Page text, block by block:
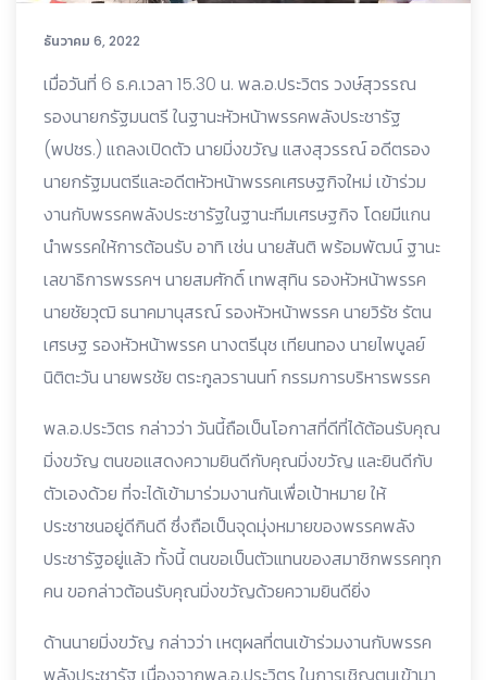
ธันวาคม 6, 2022
เมื่อวันที่ 6 ธ.ค.เวลา 15.30 น. พล.อ.ประวิตร วงษ์สุวรรณ
รองนายกรัฐมนตรี ในฐานะหัวหน้าพรรคพลังประชารัฐ
(พปชร.) แถลงเปิดตัว นายมิ่งขวัญ แสงสุวรรณ์ อดีตรอง
นายกรัฐมนตรีและอดีตหัวหน้าพรรคเศรษฐกิจใหม่ เข้าร่วม
งานกับพรรคพลังประชารัฐในฐานะทีมเศรษฐกิจ โดยมีแกน
นำพรรคให้การต้อนรับ อาทิ เช่น นายสันติ พร้อมพัฒน์ ฐานะ
เลขาธิการพรรคฯ นายสมศักดิ์ เทพสุทิน รองหัวหน้าพรรค
นายชัยวุฒิ ธนาคมานุสรณ์ รองหัวหน้าพรรค นายวิรัช รัตน
เศรษฐ รองหัวหน้าพรรค นางตรีนุช เทียนทอง นายไพบูลย์
นิติตะวัน นายพรชัย ตระกูลวรานนท์ กรรมการบริหารพรรค
พล.อ.ประวิตร กล่าวว่า วันนี้ถือเป็นโอกาสที่ดีที่ได้ต้อนรับคุณ
มิ่งขวัญ ตนขอแสดงความยินดีกับคุณมิ่งขวัญ และยินดีกับ
ตัวเองด้วย ที่จะได้เข้ามาร่วมงานกันเพื่อเป้าหมาย ให้
ประชาชนอยู่ดีกินดี ซึ่งถือเป็นจุดมุ่งหมายของพรรคพลัง
ประชารัฐอยู่แล้ว ทั้งนี้ ตนขอเป็นตัวแทนของสมาชิกพรรคทุก
คน ขอกล่าวต้อนรับคุณมิ่งขวัญด้วยความยินดียิ่ง
ด้านนายมิ่งขวัญ กล่าวว่า เหตุผลที่ตนเข้าร่วมงานกับพรรค
พลังประชารัฐ เนื่องจากพล.อ.ประวิตร ในการเชิญตนเข้ามา